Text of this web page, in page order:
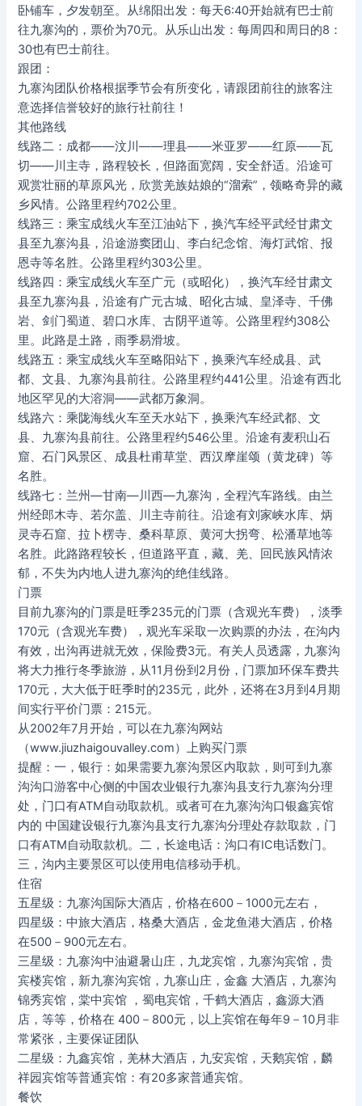
卧铺车，夕发朝至。从绵阳出发：每天6:40开始就有巴士前
往九寨沟的，票价为70元。从乐山出发：每周四和周日的8：
30也有巴士前往。
跟团：
九寨沟团队价格根据季节会有所变化，请跟团前往的旅客注
意选择信誉较好的旅行社前往！
其他路线
线路二：成都——汶川——理县——米亚罗——红原——瓦
切——川主寺，路程较长，但路面宽阔，安全舒适。沿途可
观赏壮丽的草原风光，欣赏羌族姑娘的“溜索”，领略奇异的藏
乡风情。公路里程约702公里。
线路三：乘宝成线火车至江油站下，换汽车经平武经甘肃文
县至九寨沟县，沿途游窦团山、李白纪念馆、海灯武馆、报
恩寺等名胜。公路里程约303公里。
线路四：乘宝成线火车至广元（或昭化），换汽车经甘肃文
县至九寨沟县，沿途有广元古城、昭化古城、皇泽寺、千佛
岩、剑门蜀道、碧口水库、古阴平道等。公路里程约308公
里。此路是土路，雨季易滑坡。
线路五：乘宝成线火车至略阳站下，换乘汽车经成县、武
都、文县、九寨沟县前往。公路里程约441公里。沿途有西北
地区罕见的大溶洞——武都万象洞。
线路六：乘陇海线火车至天水站下，换乘汽车经武都、文
县、九寨沟县前往。公路里程约546公里。沿途有麦积山石
窟、石门风景区、成县杜甫草堂、西汉摩崖颂（黄龙碑）等
名胜。
线路七：兰州—甘南—川西—九寨沟，全程汽车路线。由兰
州经郎木寺、若尔盖、川主寺前往。沿途有刘家峡水库、炳
灵寺石窟、拉卜楞寺、桑科草原、黄河大拐弯、松潘草地等
名胜。此路路程较长，但道路平直，藏、羌、回民族风情浓
郁，不失为内地人进九寨沟的绝佳线路。
门票
目前九寨沟的门票是旺季235元的门票（含观光车费），淡季
170元（含观光车费），观光车采取一次购票的办法，在沟内
有效，出沟再进就无效，保险费3元。有关人员透露，九寨沟
将大力推行冬季旅游，从11月份到2月份，门票加环保车费共
170元，大大低于旺季时的235元，此外，还将在3月到4月期
间实行平价门票：215元。
从2002年7月开始，可以在九寨沟网站
（www.jiuzhaigouvalley.com）上购买门票
提醒：一，银行：如果需要九寨沟景区内取款，则可到九寨
沟沟口游客中心侧的中国农业银行九寨沟县支行九寨沟分理
处，门口有ATM自动取款机。或者可在九寨沟沟口银鑫宾馆
内的 中国建设银行九寨沟县支行九寨沟分理处存款取款，门
口有ATM自动取款机。二，长途电话：沟口有IC电话数门。
三，沟内主要景区可以使用电信移动手机。
住宿
五星级：九寨沟国际大酒店，价格在600－1000元左右，
四星级：中旅大酒店，格桑大酒店，金龙鱼港大酒店，价格
在500－900元左右。
三星级：九寨沟中油避暑山庄，九龙宾馆，九寨沟宾馆，贵
宾楼宾馆，新九寨沟宾馆，九寨山庄，金鑫 大酒店，九寨沟
锦秀宾馆，棠中宾馆 ，蜀电宾馆，千鹤大酒店，鑫源大酒
店，等等，价格在 400－800元，以上宾馆在每年9－10月非
常紧张，主要保证团队
二星级：九鑫宾馆，羌林大酒店，九安宾馆，天鹅宾馆，麟
祥园宾馆等普通宾馆：有20多家普通宾馆。
餐饮